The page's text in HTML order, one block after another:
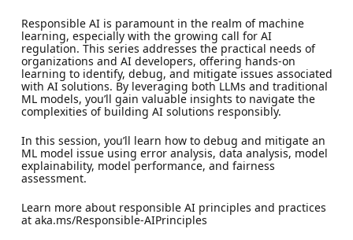
Responsible AI is paramount in the realm of machine
learning, especially with the growing call for AI
regulation. This series addresses the practical needs of
organizations and AI developers, offering hands-on
learning to identify, debug, and mitigate issues associated
with AI solutions. By leveraging both LLMs and traditional
ML models, you’ll gain valuable insights to navigate the
complexities of building AI solutions responsibly.
In this session, you’ll learn how to debug and mitigate an
ML model issue using error analysis, data analysis, model
explainability, model performance, and fairness
assessment.
Learn more about responsible AI principles and practices
at aka.ms/Responsible-AIPrinciples